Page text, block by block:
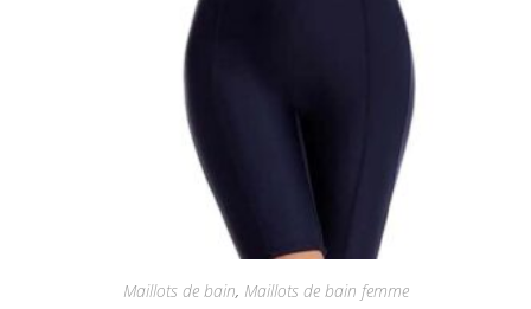
Maillots de bain, Maillots de bain femme